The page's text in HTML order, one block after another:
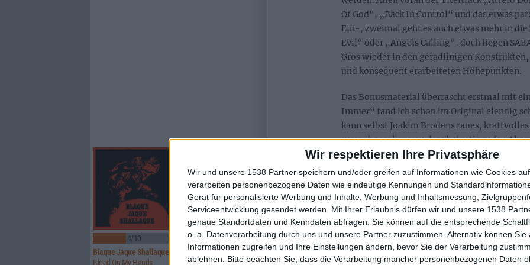
Wir respektieren Ihre Privatsphäre
Wir und unsere 1538 Partner speichern und/oder greifen auf Informationen wie Cookies
verarbeiten personenbezogene Daten wie eindeutige Kennungen und
Gerät für personalisierte Werbung und Inhalte, Werbung und Inhaltsmessung,
Serviceentwicklung gesendet werden.
Mit Ihrer Erlaubnis dürfen wir und unsere 1538
genaue Standortdaten und Kenndaten abfragen. Sie können auf die entsprechende
o. a. Datenverarbeitung durch uns und unsere Partner zuzustimmen. Alternativ können Sie
Informationen zugreifen und Ihre Einstellungen ändern, bevor Sie der Verarbeitung
ablehnen.
Bitte beachten Sie, dass die Verarbeitung mancher personenbezogenen Daten
Of God“, „Back In Control“ und das etwas
Ein-, zweimal geht es auch etwas mehr in
Evil“ oder „Angels Calling“, doch liegen
Gros wieder in den geradlinigen
und konsequent erarbeiteten Höhepunkten.
Das Bonusmaterial überrascht erstmal mit
Immer“ fand ich schon im Original elendig
kann selbst Joakim Brodens raues,
ganz abgesehen von dem belustigenden
„Långa Bollar På Bengt“ von einem Künstler
der gleich noch einen kleinen
her dürfte dem Stück wohl eine Art
Pop zugrunde liegen, wie man ihn schonmal
Contest zu hören bekommt. Ist eigentlich
Mit „Metal Medley (Live In Falun 2008)“
Metal zurück. „Nightchild“ (über das mir
typischer SABATON-Song mit kraftvollem
4/10
Blaque Jaque Shallaque
Blood On My Hands
7/10
Iron Fate
Crimson Messiah